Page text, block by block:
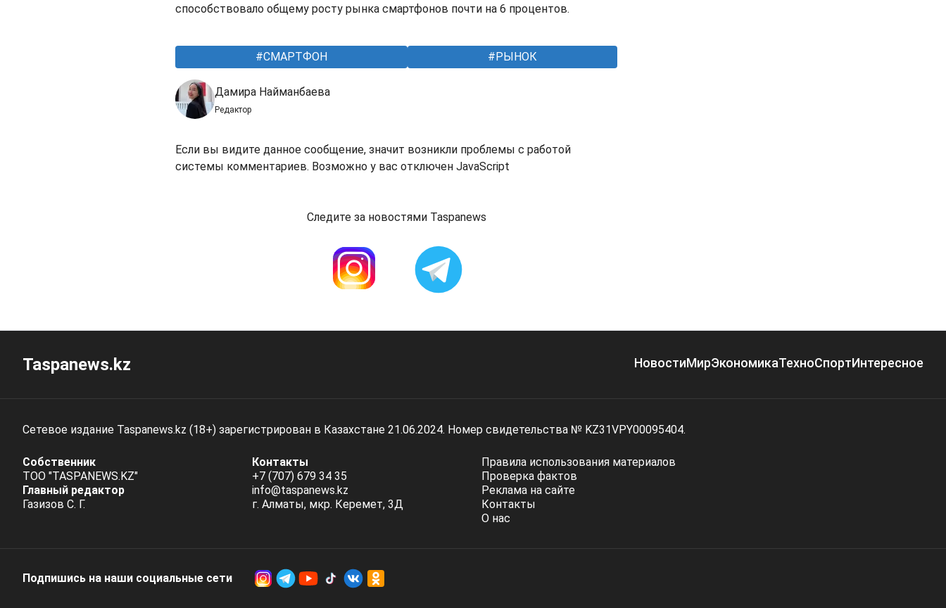
способствовало общему росту рынка смартфонов почти на 6 процентов.
СМАРТФОН РЫНОК
Дамира Найманбаева
Редактор
Если вы видите данное сообщение, значит возникли проблемы с работой
системы комментариев. Возможно у вас отключен JavaScript
Следите за новостями Taspanews
Taspanews.kz НовостиМирЭкономикаТехноСпортИнтересное
Сетевое издание Taspanews.kz (18+) зарегистрирован в Казахстане 21.06.2024. Номер свидетельства № KZ31VPY00095404.
Собственник
ТОО "TASPANEWS.KZ"
Главный редактор
Газизов С. Г.
Контакты
+7 (707) 679 34 35
info@taspanews.kz
г. Алматы, мкр. Керемет, 3Д
Правила использования материалов
Проверка фактов
Реклама на сайте
Контакты
О нас
Подпишись на наши социальные cети